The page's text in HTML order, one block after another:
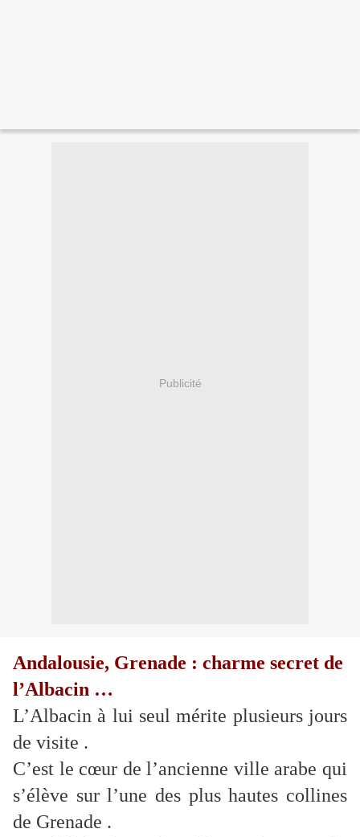
Publicité
Andalousie, Grenade : charme secret de
l’Albacin …
L’Albacin à lui seul mérite plusieurs jours
de visite .
C’est le cœur de l’ancienne ville arabe qui
s’élève sur l’une des plus hautes collines
de Grenade .